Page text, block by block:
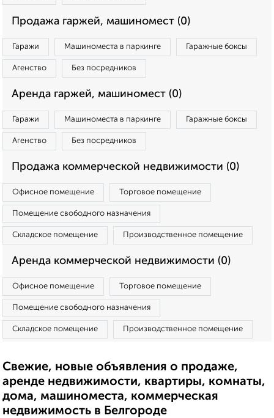
Продажа гаржей, машиномест (0)
Гаражи Машиноместа в паркинге Гаражные боксы
Агенство Без посредников
Аренда гаржей, машиномест (0)
Гаражи Машиноместа в паркинге Гаражные боксы
Агенство Без посредников
Продажа коммерческой недвижимости (0)
Офисное помещение Торговое помещение
Помещение свободного назначения
Складское помещение Производственное помещение
Аренда коммерческой недвижимости (0)
Офисное помещение Торговое помещение
Помещение свободного назначения
Складское помещение Производственное помещение
Свежие, новые объявления о продаже,
аренде недвижимости, квартиры, комнаты,
дома, машиноместа, коммерческая
недвижимость в Белгороде